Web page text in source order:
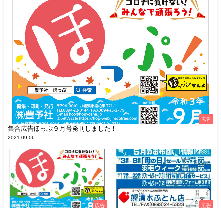
広告
集合広告ほっぷ９月号発刊しました！
2021.09.06
広告 広告